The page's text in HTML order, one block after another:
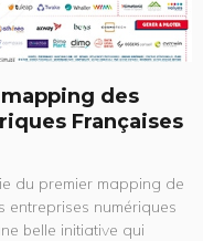
des
Françaises
du premier mapping de
entreprises numériques
belle initiative qui